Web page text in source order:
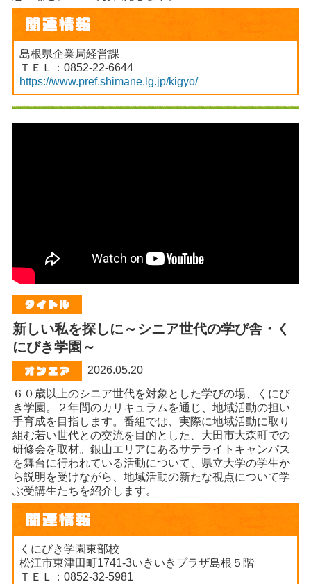
島根県企業局経営課
ＴＥＬ：0852-22-6644
https://www.pref.shimane.lg.jp/kigyo/
新しい私を探しに～シニア世代の学び舎・く
にびき学園～
2026.05.20
６０歳以上のシニア世代を対象とした学びの場、くにび
き学園。２年間のカリキュラムを通じ、地域活動の担い
手育成を目指します。番組では、実際に地域活動に取り
組む若い世代との交流を目的とした、大田市大森町での
研修会を取材。銀山エリアにあるサテライトキャンパス
を舞台に行われている活動について、県立大学の学生か
ら説明を受けながら、地域活動の新たな視点について学
ぶ受講生たちを紹介します。
くにびき学園東部校
松江市東津田町1741-3いきいきプラザ島根５階
ＴＥＬ：0852-32-5981